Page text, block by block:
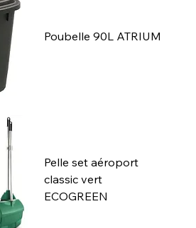
Poubelle 90L ATRIUM
Pelle set aéroport
classic vert
ECOGREEN